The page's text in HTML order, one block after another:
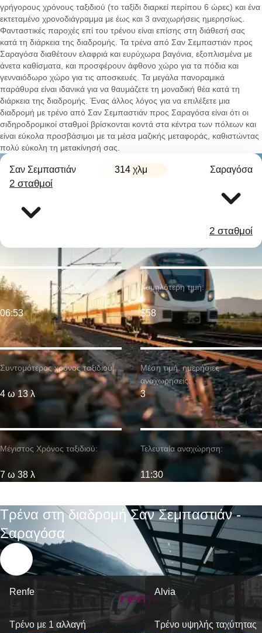
γρήγορους χρόνους ταξιδιού (το ταξίδι διαρκεί περίπου 6 ώρες) και ένα
εκτεταμένο χρονοδιάγραμμα με έως και 3 αναχωρήσεις ημερησίως.
Φανταστικές παροχές επί του τρένου είναι επίσης στη διάθεσή σας
κατά τη διάρκεια της διαδρομής. Τα τρένα από Σαν Σεμπαστιάν προς
Σαραγόσα διαθέτουν ελαφριά και ευρύχωρα βαγόνια, εξοπλισμένα με
άνετα καθίσματα, και προσφέρουν άφθονο χώρο για τα πόδια και
γενναιόδωρο χώρο για τις αποσκευές. Τα μεγάλα πανοραμικά
παράθυρα είναι ιδανικά για να θαυμάζετε τη μοναδική θέα κατά τη
διάρκεια της διαδρομής. Ένας άλλος λόγος για να επιλέξετε μια
διαδρομή με τρένο από Σαν Σεμπαστιάν προς Σαραγόσα είναι ότι οι
σιδηροδρομικοί σταθμοί βρίσκονται κοντά στα κέντρα των πόλεων και
είναι εύκολα προσβάσιμοι με τα μέσα μαζικής μεταφοράς, καθιστώντας
πολύ εύκολη τη μετακίνησή σας.
Σαν Σεμπαστιάν 314 χλμ Σαραγόσα
2 σταθμοί
2 σταθμοί
Συντομότερος χρόνος ταξιδιού:
4 ω 13 λ
Η νωρίτερη αναχώρηση:
06:53
Μέγιστος Χρόνος ταξιδιού:
7 ω 38 λ
Χαμηλότερη τιμή:
$58
Μέση τιμή. ημερήσιες
αναχωρήσεις:
3
Τελευταία αναχώρηση:
11:30
Τρένα στη διαδρομή Σαν Σεμπαστιάν -
Σαραγόσα
Renfe
Τρένο με 1 αλλαγή
Alvia
Τρένο υψηλής ταχύτητας